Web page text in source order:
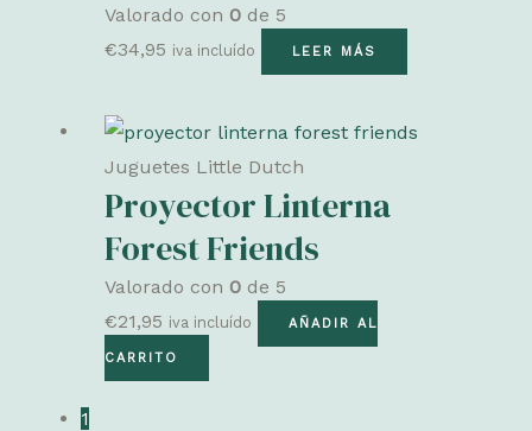
Valorado con 0 de 5
€34,95 iva incluído LEER MÁS
Juguetes Little Dutch
Proyector Linterna
Forest Friends
Valorado con 0 de 5
€21,95 iva incluído AÑADIR AL
CARRITO
1